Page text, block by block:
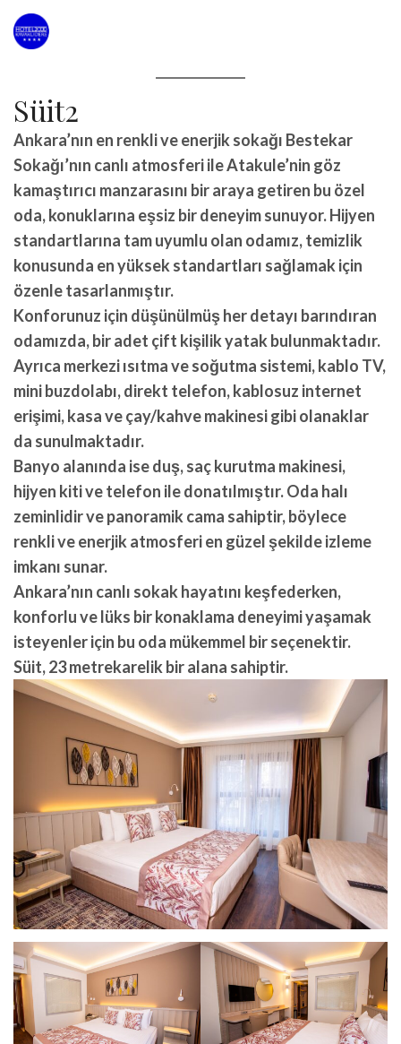
Süit2
Ankara’nın en renkli ve enerjik sokağı Bestekar
Sokağı’nın canlı atmosferi ile Atakule’nin göz
kamaştırıcı manzarasını bir araya getiren bu özel
oda, konuklarına eşsiz bir deneyim sunuyor. Hijyen
standartlarına tam uyumlu olan odamız, temizlik
konusunda en yüksek standartları sağlamak için
özenle tasarlanmıştır.
Konforunuz için düşünülmüş her detayı barındıran
odamızda, bir adet çift kişilik yatak bulunmaktadır.
Ayrıca merkezi ısıtma ve soğutma sistemi, kablo TV,
mini buzdolabı, direkt telefon, kablosuz internet
erişimi, kasa ve çay/kahve makinesi gibi olanaklar
da sunulmaktadır.
Banyo alanında ise duş, saç kurutma makinesi,
hijyen kiti ve telefon ile donatılmıştır. Oda halı
zeminlidir ve panoramik cama sahiptir, böylece
renkli ve enerjik atmosferi en güzel şekilde izleme
imkanı sunar.
Ankara’nın canlı sokak hayatını keşfederken,
konforlu ve lüks bir konaklama deneyimi yaşamak
isteyenler için bu oda mükemmel bir seçenektir.
Süit, 23 metrekarelik bir alana sahiptir.